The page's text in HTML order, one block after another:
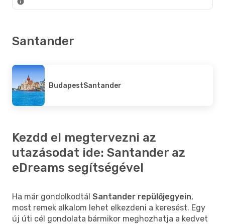
Santander
BudapestSantander
Kezdd el megtervezni az
utazásodat ide: Santander az
eDreams segítségével
Ha már gondolkodtál Santander repülőjegyein,
most remek alkalom lehet elkezdeni a keresést. Egy
új úti cél gondolata bármikor meghozhatja a kedvet